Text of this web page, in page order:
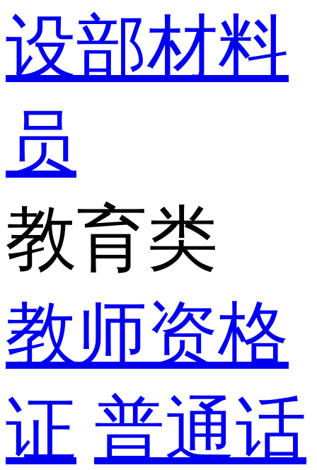
设部材料
员
教育类
教师资格
证 普通话